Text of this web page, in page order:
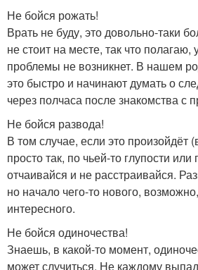
Не бойся рожать!
Врать не буду, это довольно-таки
не стоит на месте, так что полагаю,
проблемы не возникнет. В нашем
это быстро и начинают думать о
через полчаса после знакомства с
Не бойся развода!
В том случае, если это произойдёт
просто так, по чьей-то глупости
отчаивайся и не расстраивайся.
но начало чего-то нового,
интересного.
Не бойся одиночества!
Знаешь, в какой-то момент,
может случиться. Не каждому